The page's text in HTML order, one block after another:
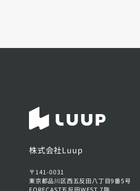
株式会社Luup
〒141-0031
東京都品川区西五反田八丁目9番5号
FORECAST五反田WEST 7階